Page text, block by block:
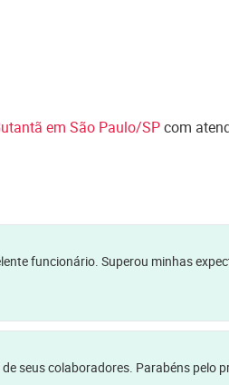
em São Paulo/SPcom
funcionário. Superou minhas
seus colaboradores. Parabéns pelo